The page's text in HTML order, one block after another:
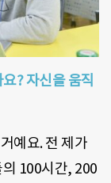
? 자신을 움직
예요. 전 제가
100시간, 200